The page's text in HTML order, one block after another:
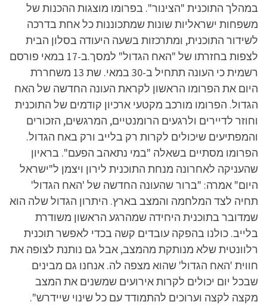
במהלך התוכנית "הצינור". בפרומו מוצגות ההכנות של
משפחות ישראליות שונות שמתכוננות כל אחת בדרכה
לשידור התוכנית, ומתרכזות בשעה היעודה בסלון הבית
לצפות בחזרתו של "האח הגדול" למסך.ב-17 במאי פורסם
רשמית כי העונה תתחיל ב-30 במאי. שת 13 משחררת
היום את הפרומו הראשון לקראת העונה החדשה של האח
הגדול. הפרומו מורכב מקטעי ארכיון קודמים של התוכנית
וחוזר לדיירים ולרגעים הרומנטיים, המרגשים, הזכורים
והמפתיעים שיכולים לקרות רק בלייב ורק באח הגדול.
הפרומו מסתיים בשאלה "במי נתאהב הפעם". בראיון
שהעניקה לאחרונה מנחת התוכנית לירון ויצמן ל"ישראל
היום" אמרה: "ברור שהעונה החדשה של 'האח הגדול'
תחיה לצד המלחמה והמצב בארץ. היתרון הגדול שלה הוא
שמדובר בתוכנית היחידה שמהרגע הראשון משודרת
בלייב. כולנו בהפקה עובדים קשה בכדי לאפשר תוכנית
רלוונטית שלא מנותקת מהמצב, אבל גם נותנת לצופה את
חווית 'האח הגדול' שהוא מצפה לה. אנחנו גם מבינים
שבכל יום יכולים לקרות אירועים שמשנים את המצב
מקצה לקצה וערוכים להתמודד עם כל שינוי שיידרש".